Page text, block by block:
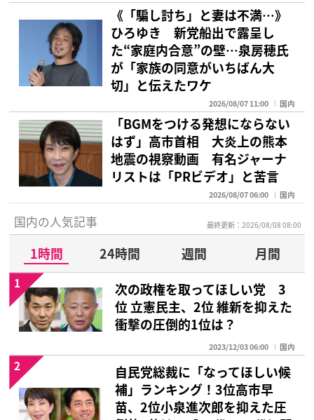
《「騙し討ち」と妻は不満…》
ひろゆき 新党船出で露呈し
た“家庭内合意”の壁…泉房穂氏
が「家族の同意がいちばん大
切」と伝えたワケ
2026/08/07 11:00 国内
「BGMをつける発想にならない
はず」高市首相 大炎上の熊本
地震の視察動画 有名ジャーナ
リストは「PRビデオ」と苦言
2026/08/07 06:00 国内
国内の人気記事 最終更新：2026/08/08 08:00
1時間 24時間 週間
月間
次の政権を取ってほしい党 3
位 立憲民主、2位 維新を抑えた
衝撃の圧倒的1位は？
2023/12/03 06:00 国内
1
自民党総裁に「なってほしい候
補」ランキング！3位高市早
苗、2位小泉進次郎を抑えた圧
2